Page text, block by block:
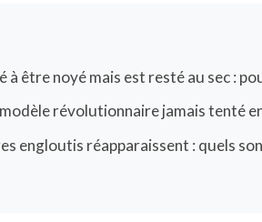
à être noyé mais est resté au sec :
révolutionnaire jamais tenté
engloutis réapparaissent : quels